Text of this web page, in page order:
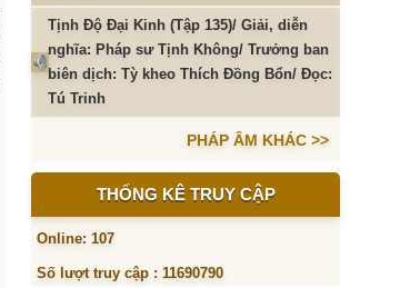
Tịnh Độ Đại Kinh (Tập 135)/ Giải, diễn
nghĩa: Pháp sư Tịnh Không/ Trưởng ban
biên dịch: Tỳ kheo Thích Đồng Bổn/ Đọc:
Tú Trinh
PHÁP ÂM KHÁC >>
THỐNG KÊ TRUY CẬP
Online: 107
Số lượt truy cập : 11690790